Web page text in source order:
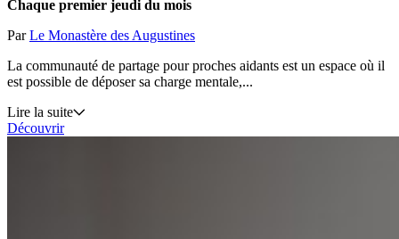
Chaque premier jeudi du mois
ParLe Monastère des Augustines
La communauté de partage pour proches aidants est un espace où il
est possible de déposer sa charge mentale,...
Lire la suite
Découvrir